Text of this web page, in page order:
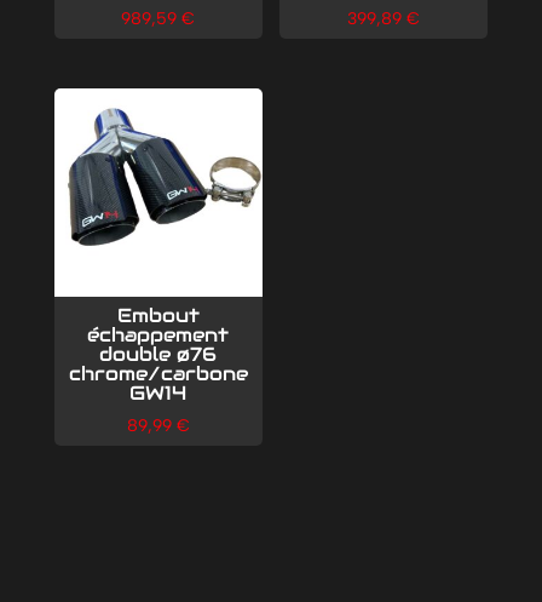
989,59€ 399,89€
Embout
échappement
double ø76
chrome/carbone
GW14
89,99 €